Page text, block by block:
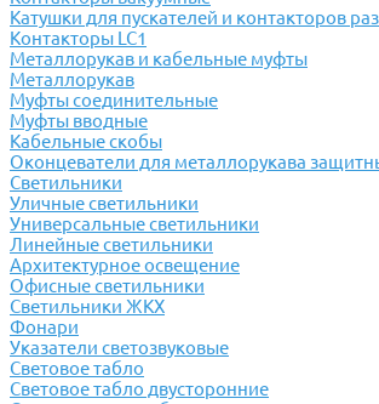
Катушки для пускателей и контакторов
Контакторы LC1
Металлорукав и кабельные муфты
Металлорукав
Муфты соединительные
Муфты вводные
Кабельные скобы
Оконцеватели для металлорукава
Светильники
Уличные светильники
Универсальные светильники
Линейные светильники
Архитектурное освещение
Офисные светильники
Светильники ЖКХ
Фонари
Указатели светозвуковые
Световое табло
Световое табло двусторонние